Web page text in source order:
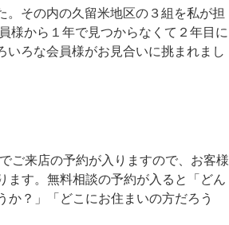
。その内の久留米地区の３組を私が担
様から１年で見つからなくて２年目に
いろな会員様がお見合いに挑まれまし
ご来店の予約が入りますので、お客様
ます。無料相談の予約が入ると「どん
か？」「どこにお住まいの方だろう